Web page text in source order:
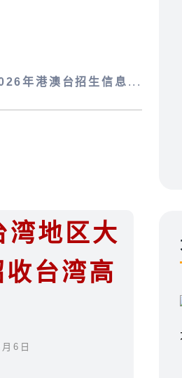
年港澳台招生信息 ...
湾地区大
台湾高
6日